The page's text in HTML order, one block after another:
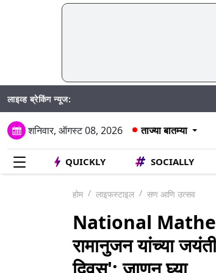
लाइव्ह ब्रेकिंग न्यूज:
शनिवार, ऑगस्ट 08, 2026 ताज्या बातम्या
QUICKLY SOCIALLY
होम लाइफस्टाइल सण आणि उत्सव
National
रामानुजन यांच्या